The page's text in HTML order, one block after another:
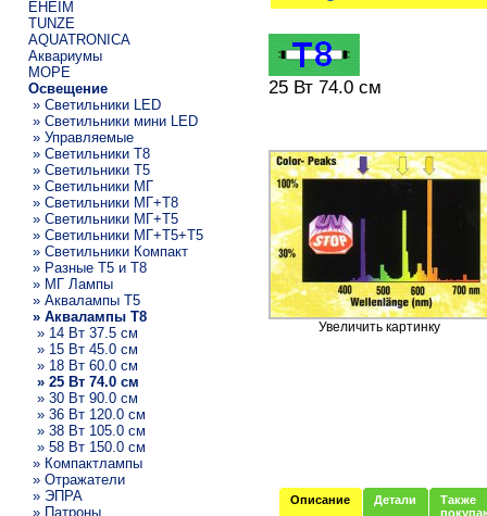
EHEIM
TUNZE
AQUATRONICA
Аквариумы
МОРЕ
Освещение
» Светильники LED
» Светильники мини LED
» Управляемые
» Светильники T8
» Светильники T5
» Светильники МГ
» Светильники МГ+T8
» Светильники МГ+T5
» Светильники МГ+T5+T5
» Светильники Компакт
» Разные T5 и T8
» МГ Лампы
» Аквалампы T5
» Аквалампы T8
» 14 Вт 37.5 см
» 15 Вт 45.0 см
» 18 Вт 60.0 см
» 25 Вт 74.0 см
» 30 Вт 90.0 см
» 36 Вт 120.0 см
» 38 Вт 105.0 см
» 58 Вт 150.0 см
» Компактлампы
» Отражатели
» ЭПРА
» Патроны
25 Вт 74.0 см
Увеличить картинку
Описание Детали
Также